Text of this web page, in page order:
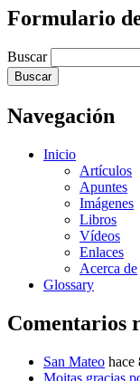
Formulario
Buscar
Navegación
Inicio
Artículos
Apuntes
Imágenes
Libros
Vídeos
Enlaces
Acerca de
Glossary
Comentarios
San Mateo hace
Moitas gracias